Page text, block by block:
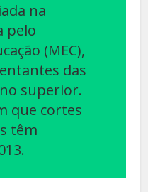
na
pelo
(MEC),
das
superior.
que cortes
têm